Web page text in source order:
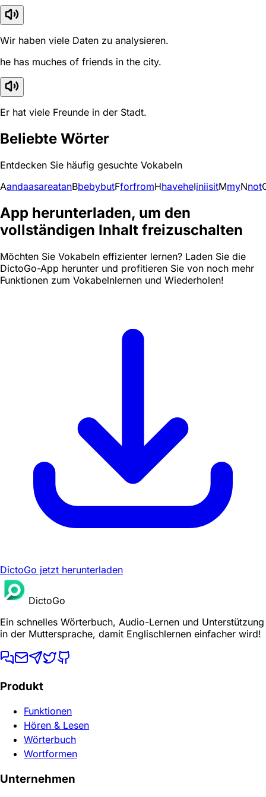
Wir haben viele Daten zu analysieren.
he has muches of friends in the city.
Er hat viele Freunde in der Stadt.
Beliebte Wörter
Entdecken Sie häufig gesuchte Vokabeln
AandaasareatanBbebybutFforfromHhaveheIiniisitMmyNnot
App herunterladen, um den
vollständigen Inhalt freizuschalten
Möchten Sie Vokabeln effizienter lernen? Laden Sie die
DictoGo-App herunter und profitieren Sie von noch mehr
Funktionen zum Vokabelnlernen und Wiederholen!
DictoGo jetzt herunterladen
DictoGo
Ein schnelles Wörterbuch, Audio-Lernen und Unterstützung
in der Muttersprache, damit Englischlernen einfacher wird!
Produkt
Funktionen
Hören & Lesen
Wörterbuch
Wortformen
Unternehmen